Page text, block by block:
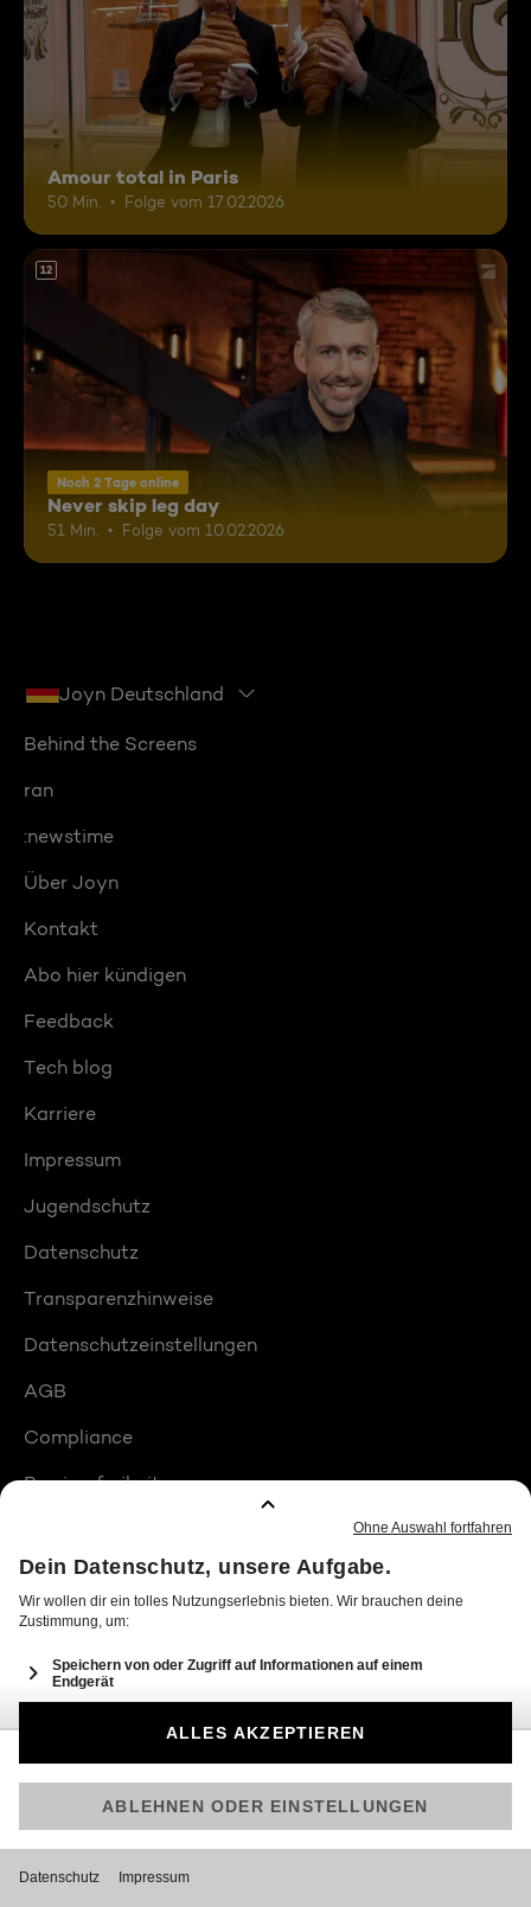
Amour total in Paris
50 Min. Folge vom 17.02.2026
12
Noch 2 Tage online
Never skip leg day
51 Min. Folge vom 10.02.2026
Joyn Deutschland
Behind the Screens
ran
:newstime
Über Joyn
Kontakt
Abo hier kündigen
Feedback
Tech blog
Karriere
Impressum
Jugendschutz
Datenschutz
Transparenzhinweise
Datenschutzeinstellungen
AGB
Compliance
Barrierefreiheit